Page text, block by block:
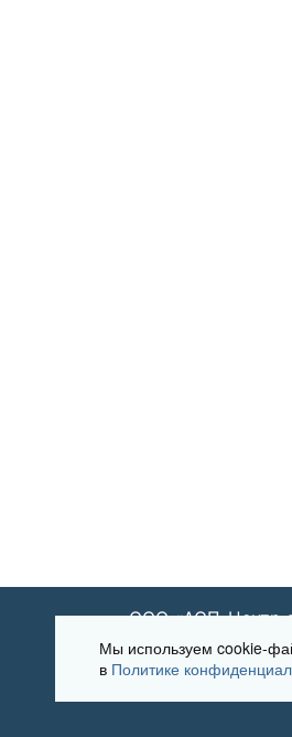
ООО «АСП-Центр
Мы используем cookie-
в Политике